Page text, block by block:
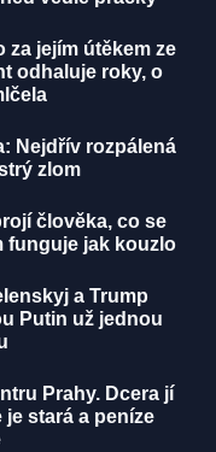
za jejím útěkem ze
odhaluje roky, o
Nejdřív rozpálená
zlom
člověka, co se
funguje jak kouzlo
a Trump
Putin už jednou
Prahy. Dcera jí
stará a peníze